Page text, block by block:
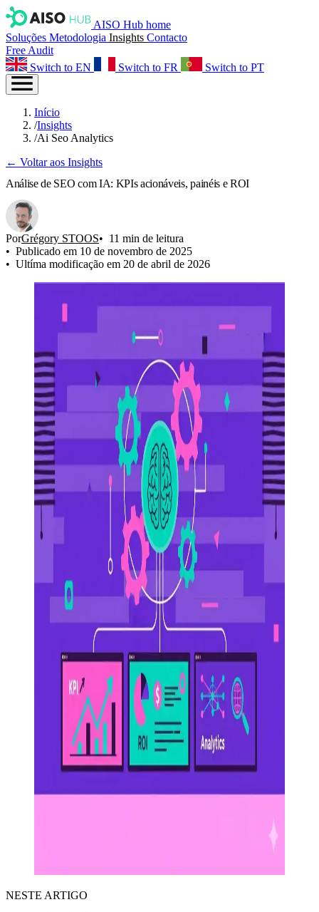
AISO Hub home
Soluções Metodologia Insights Contacto
Free Audit
Switch to EN
Switch to FR Switch to PT
Início
/Insights
/Ai Seo Analytics
← Voltar aos Insights
Análise de SEO com IA: KPIs acionáveis, painéis e ROI
PorGrégory STOOS
11 min de leitura
Publicado em 10 de novembro de 2025
Ultíma modificação em 20 de abril de 2026
NESTE ARTIGO